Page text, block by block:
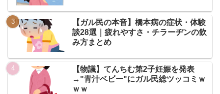
【ガル民の本音】橋本病の症状・体験
談28選｜疲れやすさ・チラーヂンの飲
み方まとめ
【物議】てんちむ第2子妊娠を発表
→"青汁ベビー"にガル民総ツッコミｗ
ｗｗ